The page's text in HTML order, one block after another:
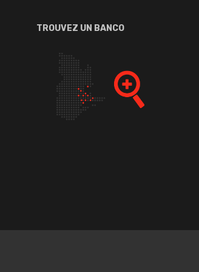
TROUVEZ UN BANCO